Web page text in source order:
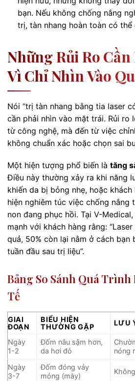
bạn. Nếu không chống nắng
trị, tàn nhang hoàn toàn có thể
Những Rủi Ro Cần
Vì Chỉ Nhìn Vào
Nói “trị tàn nhang bằng tia laser
cần phải nhìn vào mặt trái. Rủi ro
từ công nghệ, mà đến từ việc
không chuẩn xác hoặc chọn sai
Một hiện tượng phổ biến là tăng
Điều này thường xảy ra khi năng
khiến da bị bỏng nhẹ, hoặc
hiện nghiêm túc việc chống nắng
non đang phục hồi. Tại V-
mạnh với khách hàng rằng:
quả, 50% còn lại nằm ở cách bạn
tuần đầu sau trị liệu”.
Bảng So Sánh Quá Trình
Tế
GIAI
ĐOẠN
BIỂU HIỆN
THƯỜNG GẶP
LƯU
Ngày
1-2
Đốm nâu sậm hơn,
da hơi đỏ
nóng
Ngày
3-7
Đốm đóng vảy
mỏng (mày)